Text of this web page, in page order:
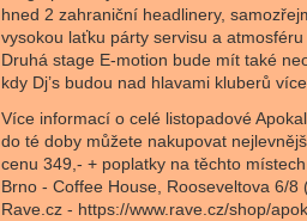
hned 2 zahraniční headlinery,
vysokou laťku párty servisu a atmosféru
Druhá stage E-motion bude mít také
kdy Dj’s budou nad hlavami kluberů
Více informací o celé listopadové
do té doby můžete nakupovat
cenu 349,- + poplatky na těchto
Brno - Coffee House, Rooseveltova 6/8
Rave.cz - https://www.rave.cz/shop/